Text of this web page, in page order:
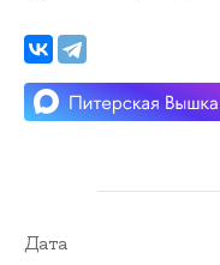
Дата